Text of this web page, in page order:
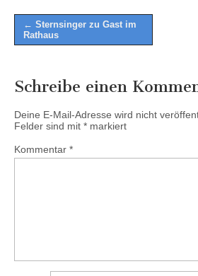
Post
navigation
← Sternsinger zu Gast im
Rathaus
Schreibe einen
Deine E-Mail-Adresse wird nicht
Felder sind mit * markiert
Kommentar *